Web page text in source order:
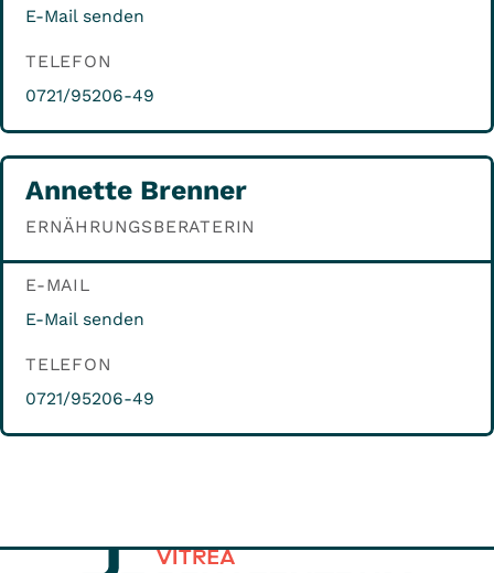
E-Mail senden
TELEFON
0721/95206-49
Annette Brenner
ERNÄHRUNGSBERATERIN
E-MAIL
E-Mail senden
TELEFON
0721/95206-49